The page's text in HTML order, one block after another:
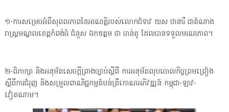
១-ការសម្រេចអំពីសុពលភាពនៃអាណត្តិរបស់លោកជំទាវ យស ថានារី ជាតំណាង
រាស្រ្តមណ្ឌលខេត្តកំពង់ធំ ជំនួស ឯកឧត្តម ជា ចាន់តូ ដែលបានទទួលមរណភាព។
២-ពិភាក្សា និងអនុម័តសេចក្តីព្រាងច្បាប់ស្តីពី ការអនុម័តលុបចោលកិច្ចព្រមព្រៀង
ស្តីពីការជំរុញ និងសម្រួលពាណិជ្ជកម្មតំបន់ត្រីកោណអភិវឌ្ឍន៍ កម្ពុជា-ឡាវ-
វៀតណាម។